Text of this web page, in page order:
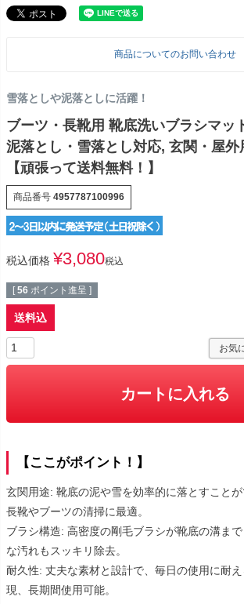
商品についてのお問い合わせ
雪落としや泥落としに活躍！
ブーツ・長靴用 靴底洗いブラシマ
泥落とし・雪落とし対応, 玄関・屋外
【頑張って送料無料！】
商品番号 4957787100996
税込価格 ¥3,080税込
[ 56 ポイント進呈 ]
送料込
お気
カートに入れる
【ここがポイント！】
玄関用途: 靴底の泥や雪を効率的に落とすことが
長靴やブーツの清掃に最適。
ブラシ構造: 高密度の剛毛ブラシが靴底の溝ま
な汚れもスッキリ除去。
耐久性: 丈夫な素材と設計で、毎日の使用に耐
現、長期間使用可能。